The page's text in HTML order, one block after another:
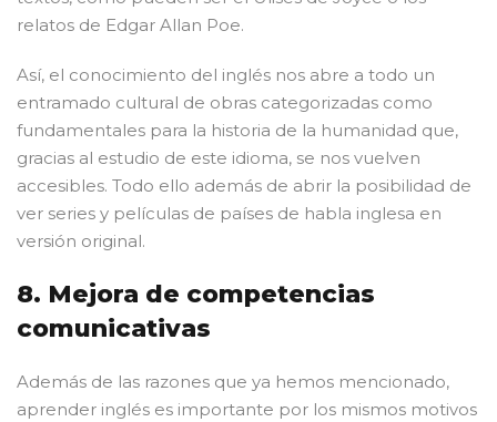
relatos de Edgar Allan Poe.
Así, el conocimiento del inglés nos abre a todo un
entramado cultural de obras categorizadas como
fundamentales para la historia de la humanidad que,
gracias al estudio de este idioma, se nos vuelven
accesibles. Todo ello además de abrir la posibilidad de
ver series y películas de países de habla inglesa en
versión original.
8. Mejora de competencias
comunicativas
Además de las razones que ya hemos mencionado,
aprender inglés es importante por los mismos motivos